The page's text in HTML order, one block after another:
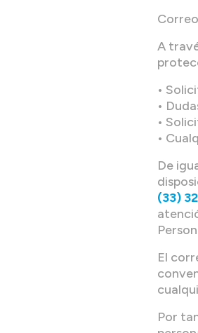
A
•
•
•
•
De
(33)
El
Por